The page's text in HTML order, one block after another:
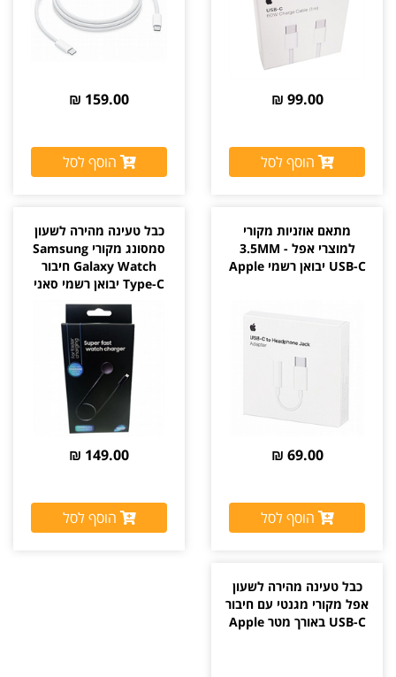
99.00 ₪
הוסף לסל
159.00 ₪
הוסף לסל
מתאם אוזניות מקורי
למוצרי אפל 3.5MM -
USB-C יבואן רשמי Apple
69.00 ₪
הוסף לסל
כבל טעינה מהירה לשעון
סמסונג מקורי Samsung
Galaxy Watch חיבור
Type-C יבואן רשמי סאני
149.00 ₪
הוסף לסל
כבל טעינה מהירה לשעון
אפל מקורי מגנטי עם חיבור
USB-C באורך מטר Apple